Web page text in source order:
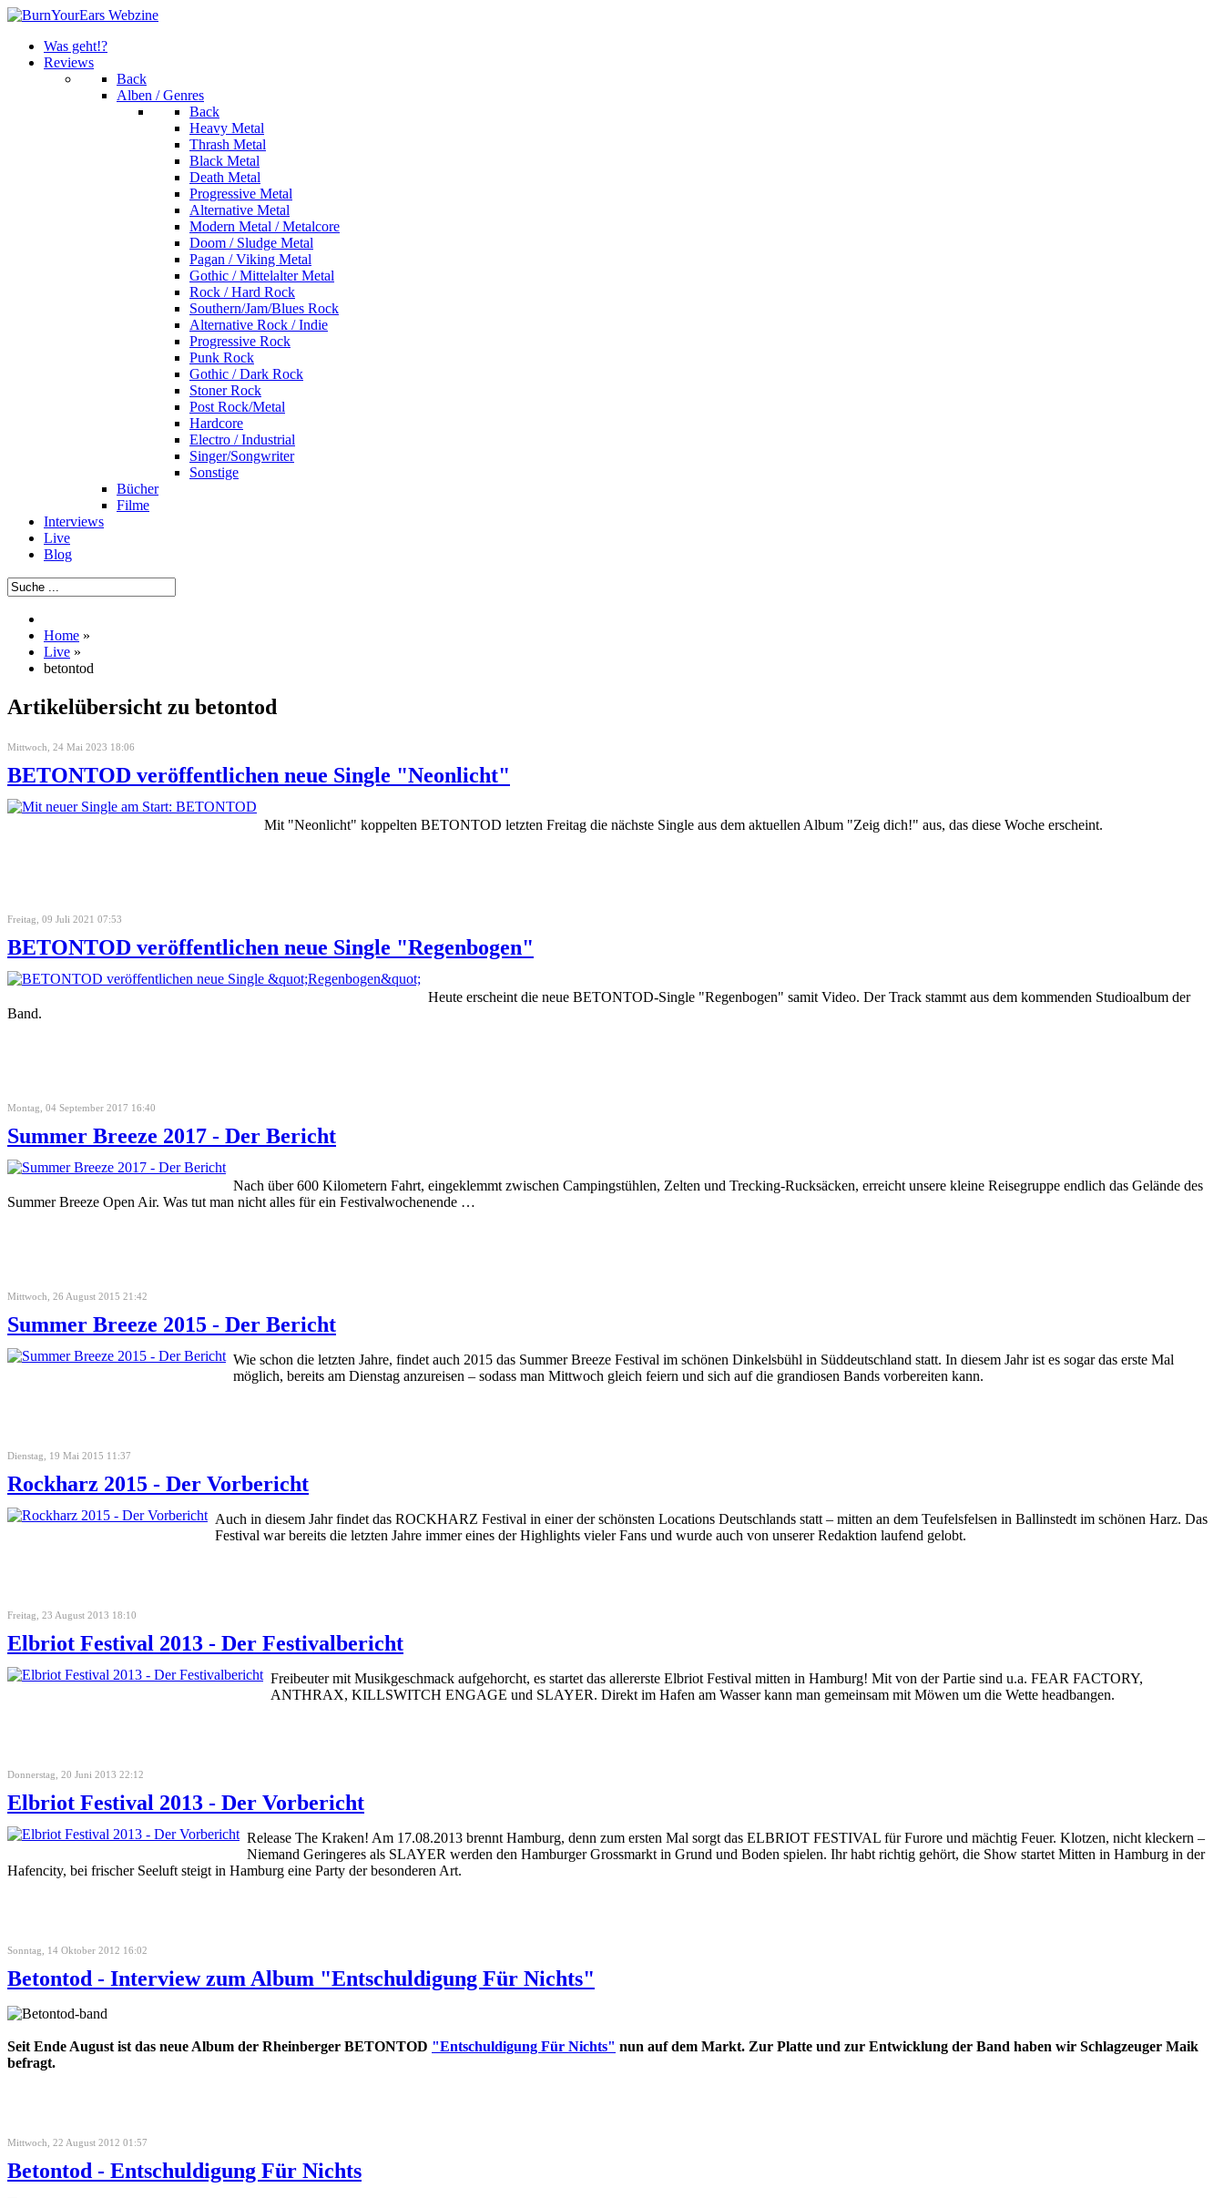
Was geht!?
Reviews
Back
Alben / Genres
Back
Heavy Metal
Thrash Metal
Black Metal
Death Metal
Progressive Metal
Alternative Metal
Modern Metal / Metalcore
Doom / Sludge Metal
Pagan / Viking Metal
Gothic / Mittelalter Metal
Rock / Hard Rock
Southern/Jam/Blues Rock
Alternative Rock / Indie
Progressive Rock
Punk Rock
Gothic / Dark Rock
Stoner Rock
Post Rock/Metal
Hardcore
Electro / Industrial
Singer/Songwriter
Sonstige
Bücher
Filme
Interviews
Live
Blog
Home »
Live »
betontod
Artikelübersicht zu betontod
Mittwoch, 24 Mai 2023 18:06
BETONTOD veröffentlichen neue Single "Neonlicht"
Mit "Neonlicht" koppelten BETONTOD letzten Freitag die nächste Single aus dem aktuellen Album "Zeig dich!" aus, das diese Woche erscheint.
Freitag, 09 Juli 2021 07:53
BETONTOD veröffentlichen neue Single "Regenbogen"
Heute erscheint die neue BETONTOD-Single "Regenbogen" samit Video. Der Track stammt aus dem kommenden Studioalbum der
Band.
Montag, 04 September 2017 16:40
Summer Breeze 2017 - Der Bericht
Nach über 600 Kilometern Fahrt, eingeklemmt zwischen Campingstühlen, Zelten und Trecking-Rucksäcken, erreicht unsere kleine Reisegruppe endlich das Gelände des
Summer Breeze Open Air. Was tut man nicht alles für ein Festivalwochenende …
Mittwoch, 26 August 2015 21:42
Summer Breeze 2015 - Der Bericht
Wie schon die letzten Jahre, findet auch 2015 das Summer Breeze Festival im schönen Dinkelsbühl in Süddeutschland statt. In diesem Jahr ist es sogar das erste Mal
möglich, bereits am Dienstag anzureisen – sodass man Mittwoch gleich feiern und sich auf die grandiosen Bands vorbereiten kann.
Dienstag, 19 Mai 2015 11:37
Rockharz 2015 - Der Vorbericht
Auch in diesem Jahr findet das ROCKHARZ Festival in einer der schönsten Locations Deutschlands statt – mitten an dem Teufelsfelsen in Ballinstedt im schönen Harz. Das
Festival war bereits die letzten Jahre immer eines der Highlights vieler Fans und wurde auch von unserer Redaktion laufend gelobt.
Freitag, 23 August 2013 18:10
Elbriot Festival 2013 - Der Festivalbericht
Freibeuter mit Musikgeschmack aufgehorcht, es startet das allererste Elbriot Festival mitten in Hamburg! Mit von der Partie sind u.a. FEAR FACTORY,
ANTHRAX, KILLSWITCH ENGAGE und SLAYER. Direkt im Hafen am Wasser kann man gemeinsam mit Möwen um die Wette headbangen.
Donnerstag, 20 Juni 2013 22:12
Elbriot Festival 2013 - Der Vorbericht
Release The Kraken! Am 17.08.2013 brennt Hamburg, denn zum ersten Mal sorgt das ELBRIOT FESTIVAL für Furore und mächtig Feuer. Klotzen, nicht kleckern –
Niemand Geringeres als SLAYER werden den Hamburger Grossmarkt in Grund und Boden spielen. Ihr habt richtig gehört, die Show startet Mitten in Hamburg in der
Hafencity, bei frischer Seeluft steigt in Hamburg eine Party der besonderen Art.
Sonntag, 14 Oktober 2012 16:02
Betontod - Interview zum Album "Entschuldigung Für Nichts"
Seit Ende August ist das neue Album der Rheinberger BETONTOD "Entschuldigung Für Nichts" nun auf dem Markt. Zur Platte und zur Entwicklung der Band haben wir Schlagzeuger Maik
befragt.
Mittwoch, 22 August 2012 01:57
Betontod - Entschuldigung Für Nichts